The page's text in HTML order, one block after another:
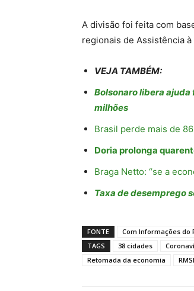
A divisão foi feita com
regionais de Assistência
VEJA TAMBÉM:
Bolsonaro libera ajuda
milhões
Brasil perde mais de
Doria prolonga
Braga Netto: “se a
Taxa de desemprego
FONTE
Com Informações do
TAGS
38 cidades
Retomada da economia